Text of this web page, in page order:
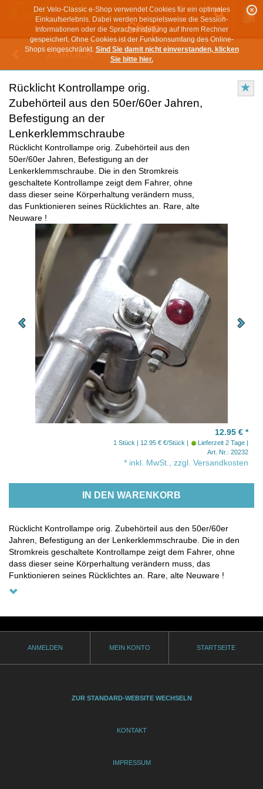
Der Velo-Classic e-Shop verwendet Cookies für ein optimales
Einkaufserlebnis. Dabei werden beispielsweise die Session-
Informationen oder die Spracheinstellung auf Ihrem Rechner
gespeichert. Ohne Cookies ist der Funktionsumfang des Online-
Shops eingeschränkt. Sind Sie damit nicht einverstanden, klicken
Sie bitte hier.
ZURÜCK
Rücklicht Kontrollampe orig.
Zubehörteil aus den 50er/60er Jahren,
Befestigung an der
Lenkerklemmschraube
Rücklicht Kontrollampe orig. Zubehörteil aus den
50er/60er Jahren, Befestigung an der
Lenkerklemmschraube. Die in den Stromkreis
geschaltete Kontrollampe zeigt dem Fahrer, ohne
dass dieser seine Körperhaltung verändern muss,
das Funktionieren seines Rücklichtes an. Rare, alte
Neuware !
12.95 € *
1 Stück | 12.95 € €/Stück
Lieferzeit 2 Tage
Art. Nr.: 20232
* inkl. MwSt., zzgl. Versandkosten
IN DEN WARENKORB
Rücklicht Kontrollampe orig. Zubehörteil aus den 50er/60er
Jahren, Befestigung an der Lenkerklemmschraube. Die in den
Stromkreis geschaltete Kontrollampe zeigt dem Fahrer, ohne
dass dieser seine Körperhaltung verändern muss, das
Funktionieren seines Rücklichtes an. Rare, alte Neuware !
ANMELDEN MEIN KONTO STARTSEITE
ZUR STANDARD-WEBSITE WECHSELN
KONTAKT
IMPRESSUM